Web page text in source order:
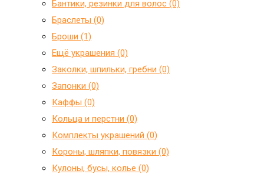
Бантики, резинки для волос (0)
Браслеты (0)
Броши (1)
Ещё украшения (0)
Заколки, шпильки, гребни (0)
Запонки (0)
Каффы (0)
Кольца и перстни (0)
Комплекты украшений (0)
Короны, шляпки, повязки (0)
Кулоны, бусы, колье (0)